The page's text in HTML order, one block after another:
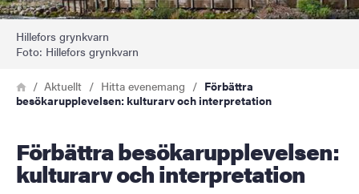
Hillefors grynkvarn
Foto: Hillefors grynkvarn
Länkstig
HemAktuellt Hitta evenemang
Förbättra
besökarupplevelsen: kulturarv och interpretation
Förbättra besökarupplevelsen:
kulturarv och interpretation